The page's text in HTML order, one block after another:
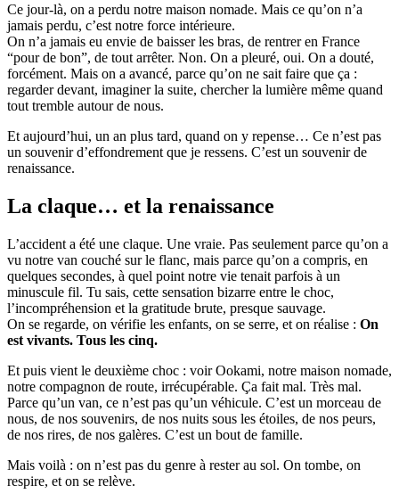
Ce jour-là, on a perdu notre maison nomade. Mais ce qu’on n’a
jamais perdu, c’est notre force intérieure.
On n’a jamais eu envie de baisser les bras, de rentrer en France
“pour de bon”, de tout arrêter. Non. On a pleuré, oui. On a douté,
forcément. Mais on a avancé, parce qu’on ne sait faire que ça :
regarder devant, imaginer la suite, chercher la lumière même quand
tout tremble autour de nous.
Et aujourd’hui, un an plus tard, quand on y repense… Ce n’est pas
un souvenir d’effondrement que je ressens. C’est un souvenir de
renaissance.
La claque… et la renaissance
L’accident a été une claque. Une vraie. Pas seulement parce qu’on a
vu notre van couché sur le flanc, mais parce qu’on a compris, en
quelques secondes, à quel point notre vie tenait parfois à un
minuscule fil. Tu sais, cette sensation bizarre entre le choc,
l’incompréhension et la gratitude brute, presque sauvage.
On se regarde, on vérifie les enfants, on se serre, et on réalise : On
est vivants. Tous les cinq.
Et puis vient le deuxième choc : voir Ookami, notre maison nomade,
notre compagnon de route, irrécupérable. Ça fait mal. Très mal.
Parce qu’un van, ce n’est pas qu’un véhicule. C’est un morceau de
nous, de nos souvenirs, de nos nuits sous les étoiles, de nos peurs,
de nos rires, de nos galères. C’est un bout de famille.
Mais voilà : on n’est pas du genre à rester au sol. On tombe, on
respire, et on se relève.